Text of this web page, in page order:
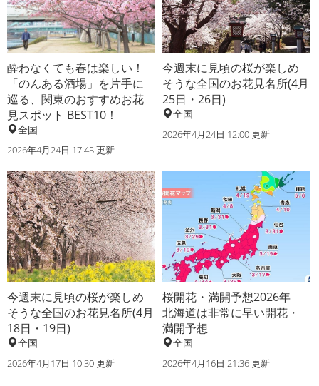
酔わなくても春は楽しい！
「のんある酒場」を片手に
巡る、関東のおすすめお花
見スポット BEST10！
全国
2026年4月24日 17:45 更新
今週末に見頃の桜が楽しめ
そうな全国のお花見名所(4月
25日・26日)
全国
2026年4月24日 12:00 更新
今週末に見頃の桜が楽しめ
そうな全国のお花見名所(4月
18日・19日)
全国
2026年4月17日 10:30 更新
桜開花・満開予想2026年
北海道は非常に早い開花・
満開予想
全国
2026年4月16日 21:36 更新